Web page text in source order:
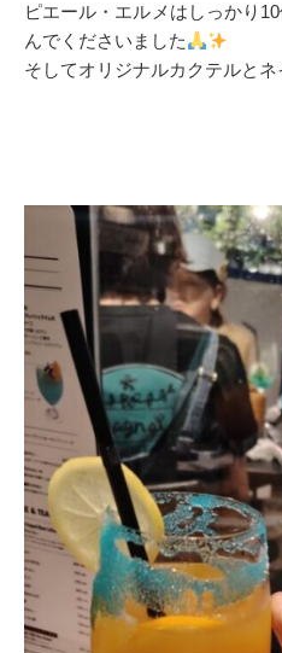
ピエール・エルメはしっかり
んでくださいました
そしてオリジナルカクテルとネ